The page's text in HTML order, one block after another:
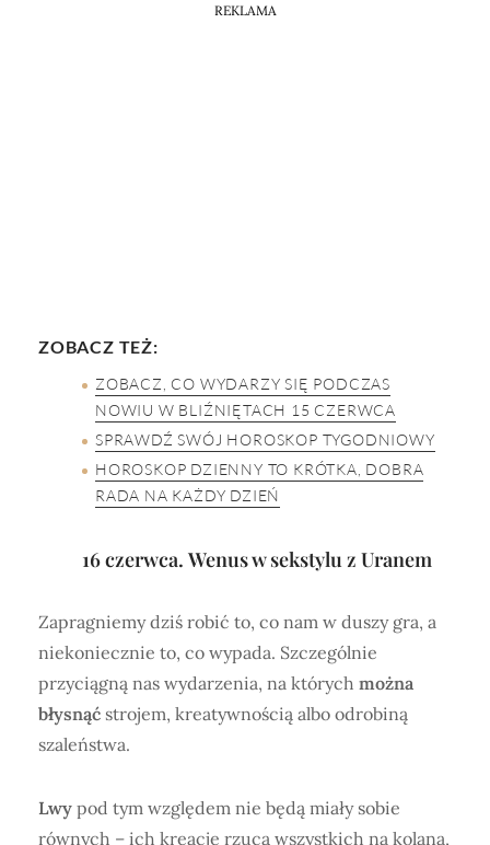
REKLAMA
ZOBACZ TEŻ:
ZOBACZ, CO WYDARZY SIĘ PODCZAS
NOWIU W BLIŹNIĘTACH 15 CZERWCA
SPRAWDŹ SWÓJ HOROSKOP TYGODNIOWY
HOROSKOP DZIENNY TO KRÓTKA, DOBRA
RADA NA KAŻDY DZIEŃ
16 czerwca. Wenus w sekstylu z Uranem
Zapragniemy dziś robić to, co nam w duszy gra, a
niekoniecznie to, co wypada. Szczególnie
przyciągną nas wydarzenia, na których można
błysnąć strojem, kreatywnością albo odrobiną
szaleństwa.
Lwy pod tym względem nie będą miały sobie
równych – ich kreacje rzucą wszystkich na kolana,